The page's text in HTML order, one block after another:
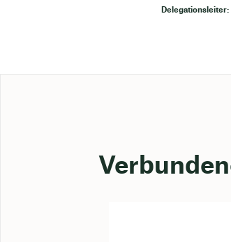
Delegationsleiter: